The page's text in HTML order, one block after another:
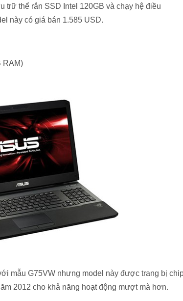
trữ thể rắn SSD Intel 120GB và chạy hệ điều
này có giá bán 1.585 USD.
RAM)
mẫu G75VW nhưng model này được trang bị
2012 cho khả năng hoạt động mượt mà hơn.